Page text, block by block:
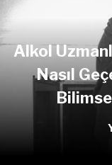
Alkol
Nasıl